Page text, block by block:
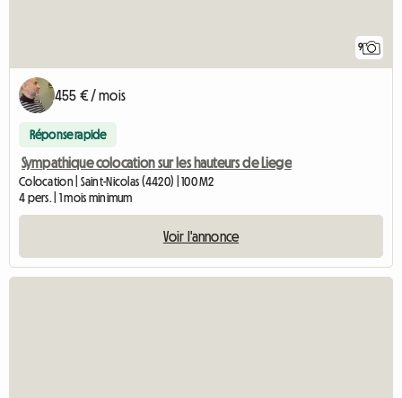
9
455 € / mois
Réponse rapide
Sympathique colocation sur les hauteurs de Liege
Colocation | Saint-Nicolas (4420) | 100 M2
4 pers. | 1 mois minimum
Voir l'annonce